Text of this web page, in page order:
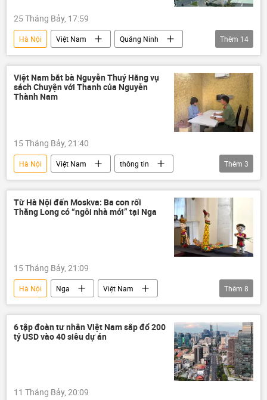
Bộ Ngoại giao Việt Nam
Kinh tế
thuế thương mại
25 Tháng Bảy, 17:59
Hà Nội Việt Nam
Quảng Ninh
Bắc Ninh
VOV
Tô Lâm
Đảng Cộng sản Việt Nam
tăng trưởng kinh tế
usd
Đà Nẵng
Huế
Đồng Nai
Thêm 14
Việt Nam bắt bà Nguyễn Thuý Hằng vụ
sách Chuyện với Thanh của Nguyễn
Thành Nam
15 Tháng Bảy, 21:40
Hà Nội Việt Nam
thông tin
Pháp luật
khởi tố công an
Thêm 3
Từ Hà Nội đến Moskva: Ba con rối
Thăng Long có “ngôi nhà mới” tại Nga
15 Tháng Bảy, 21:09
Hà Nội Nga
Việt Nam
Thăng Long
Moskva
bảo tàng
nghệ thuật
Tổng bí thư
Tô Lâm
Văn hóa
Sputnik
Thêm 8
6 tập đoàn tư nhân Việt Nam sắp đổ 200
tỷ USD vào 40 siêu dự án
11 Tháng Bảy, 20:09